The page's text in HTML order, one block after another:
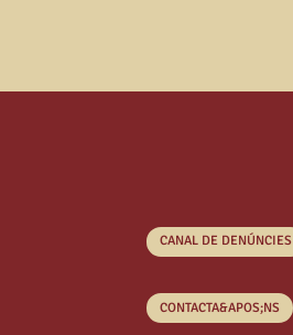
CANAL DE DENÚNCIES
CONTACTA&APOS;NS